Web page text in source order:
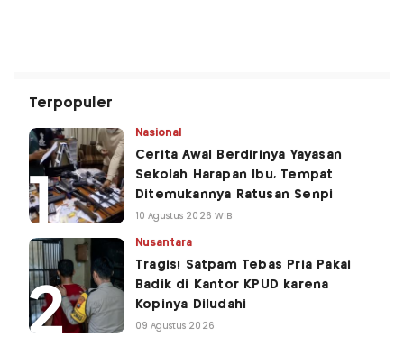
Terpopuler
Nasional
Cerita Awal Berdirinya Yayasan
Sekolah Harapan Ibu, Tempat
Ditemukannya Ratusan Senpi
10 Agustus 2026 WIB
Nusantara
Tragis! Satpam Tebas Pria Pakai
Badik di Kantor KPUD karena
Kopinya Diludahi
09 Agustus 2026